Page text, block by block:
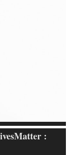
: